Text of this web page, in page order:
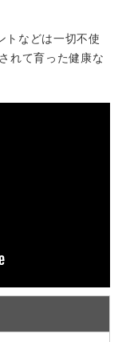
トなどは一切不使
れて育った健康な